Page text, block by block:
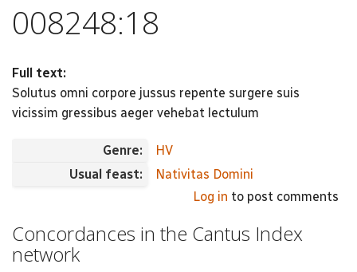
008248:18
Full text:
Solutus omni corpore jussus repente surgere suis
vicissim gressibus aeger vehebat lectulum
Genre:
HV
Usual feast:
Nativitas Domini
Log in to post comments
Concordances in the Cantus Index
network